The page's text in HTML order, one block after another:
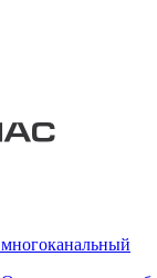
многоканальный